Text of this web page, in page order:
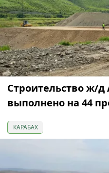
Строительство ж/д
выполнено на 44
КАРАБАХ